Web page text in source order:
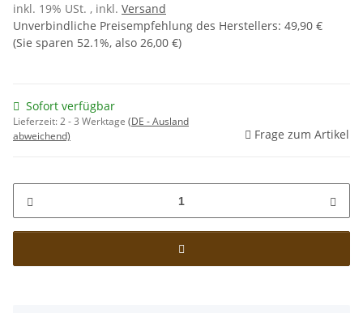
inkl. 19% USt. , inkl. Versand
Unverbindliche Preisempfehlung des Herstellers: 49,90 €
(Sie sparen 52.1%, also 26,00 €)
Sofort verfügbar
Lieferzeit:2 - 3 Werktage (DE - Ausland
abweichend)
Frage zum Artikel